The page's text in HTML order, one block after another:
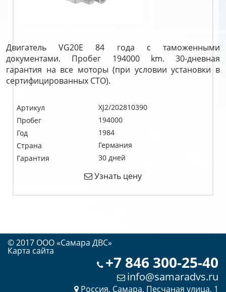
Двигатель VG20E 84 года с таможенными
документами. Пробег 194000 km. 30-дневная
гарантия на все моторы (при условии установки в
сертифицированных СТО).
Артикул
XJ2/202810390
Пробег
194000
Год
1984
Страна
Германия
Гарантия
30 дней
Узнать цену
© 2017 OOO «Самара ДВС»
Карта сайта
+7 846 300-25-40
info@samaradvs.ru
Россия, Самара, Песчаная улица, 1